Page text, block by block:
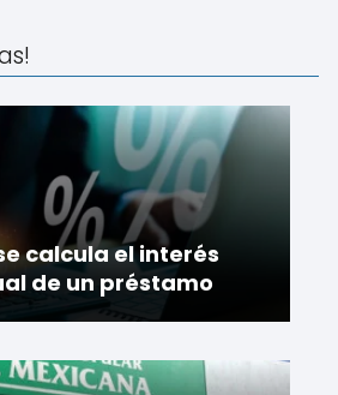
calcula el interés
de un préstamo